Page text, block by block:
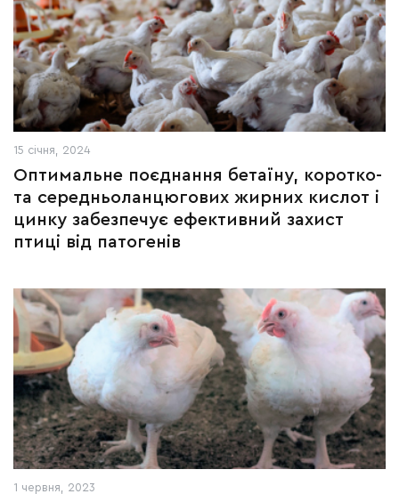
15 січня, 2024
Оптимальне поєднання бетаїну, коротко-
та середньоланцюгових жирних кислот і
цинку забезпечує ефективний захист
птиці від патогенів
1 червня, 2023